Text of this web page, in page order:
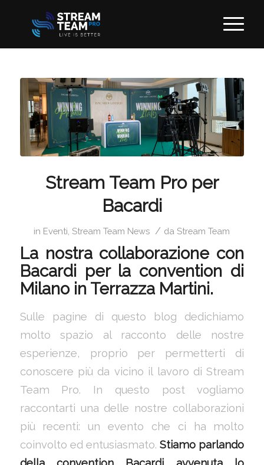
Stream Team Pro per
Bacardi
in Eventi ,Stream Team News / daStream Team
La nostra collaborazione con
Bacardi per la convention di
Milano in Terrazza Martini.
Sulle pagine di questo blog dedichiamo
molto spazio al racconto delle nostre
esperienze, proprio per permetterti di
conoscere più da vicino il lavoro di Stream
Team Pro. In questo post vogliamo
raccontarti una delle nostre collaborazioni
più recenti: un evento che ci ha molto
coinvolto ed entusiasmato.Stiamo parlando